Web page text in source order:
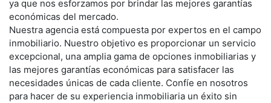
ya que nos esforzamos por brindar las mejores garantías
económicas del mercado.
Nuestra agencia está compuesta por expertos en el campo
inmobiliario. Nuestro objetivo es proporcionar un servicio
excepcional, una amplia gama de opciones inmobiliarias y
las mejores garantías económicas para satisfacer las
necesidades únicas de cada cliente. Confíe en nosotros
para hacer de su experiencia inmobiliaria un éxito sin